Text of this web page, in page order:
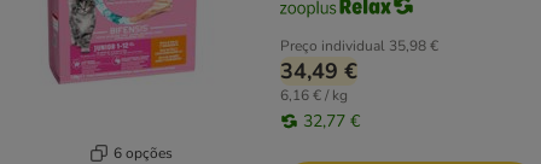
6 opções
Preço individual 35,98 €
34,49 €
6,16 € / kg
32,77 €